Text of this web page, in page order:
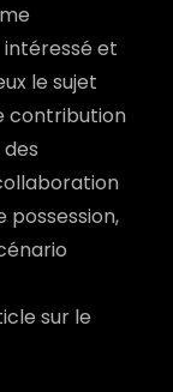
et
le sujet
contribution
sur le